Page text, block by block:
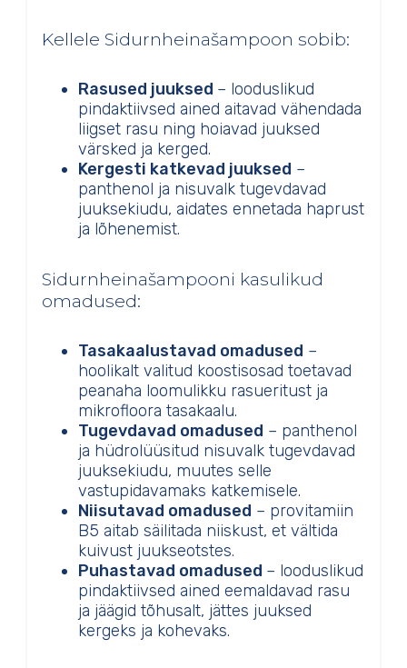
Kellele Sidurnheinašampoon sobib:
Rasused juuksed – looduslikud
pindaktiivsed ained aitavad vähendada
liigset rasu ning hoiavad juuksed
värsked ja kerged.
Kergesti katkevad juuksed –
panthenol ja nisuvalk tugevdavad
juuksekiudu, aidates ennetada haprust
ja lõhenemist.
Sidurnheinašampooni kasulikud
omadused:
Tasakaalustavad omadused –
hoolikalt valitud koostisosad toetavad
peanaha loomulikku rasueritust ja
mikrofloora tasakaalu.
Tugevdavad omadused – panthenol
ja hüdrolüüsitud nisuvalk tugevdavad
juuksekiudu, muutes selle
vastupidavamaks katkemisele.
Niisutavad omadused – provitamiin
B5 aitab säilitada niiskust, et vältida
kuivust juukseotstes.
Puhastavad omadused – looduslikud
pindaktiivsed ained eemaldavad rasu
ja jäägid tõhusalt, jättes juuksed
kergeks ja kohevaks.